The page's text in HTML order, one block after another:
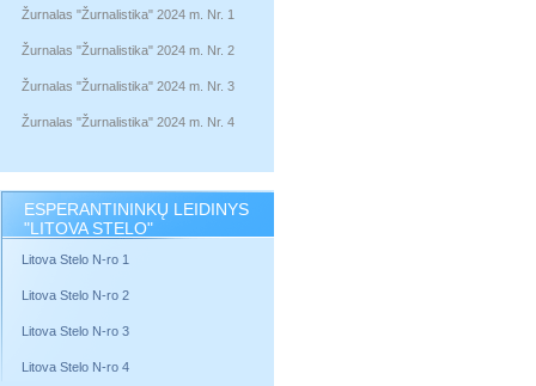
Žurnalas "Žurnalistika" 2024 m. Nr. 1
Žurnalas "Žurnalistika" 2024 m. Nr. 2
Žurnalas "Žurnalistika" 2024 m. Nr. 3
Žurnalas "Žurnalistika" 2024 m. Nr. 4
ESPERANTININKŲ LEIDINYS
"LITOVA STELO"
Litova Stelo N-ro 1
Litova Stelo N-ro 2
Litova Stelo N-ro 3
Litova Stelo N-ro 4